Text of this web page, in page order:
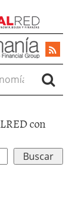
con